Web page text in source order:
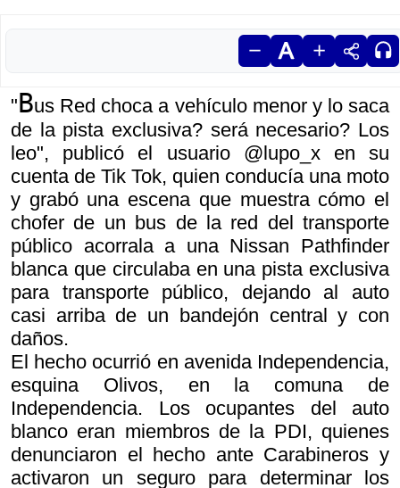
"Bus Red choca a vehículo menor y lo saca
de la pista exclusiva? será necesario? Los
leo", publicó el usuario @lupo_x en su
cuenta de Tik Tok, quien conducía una moto
y grabó una escena que muestra cómo el
chofer de un bus de la red del transporte
público acorrala a una Nissan Pathfinder
blanca que circulaba en una pista exclusiva
para transporte público, dejando al auto
casi arriba de un bandejón central y con
daños.
El hecho ocurrió en avenida Independencia,
esquina Olivos, en la comuna de
Independencia. Los ocupantes del auto
blanco eran miembros de la PDI, quienes
denunciaron el hecho ante Carabineros y
activaron un seguro para determinar los